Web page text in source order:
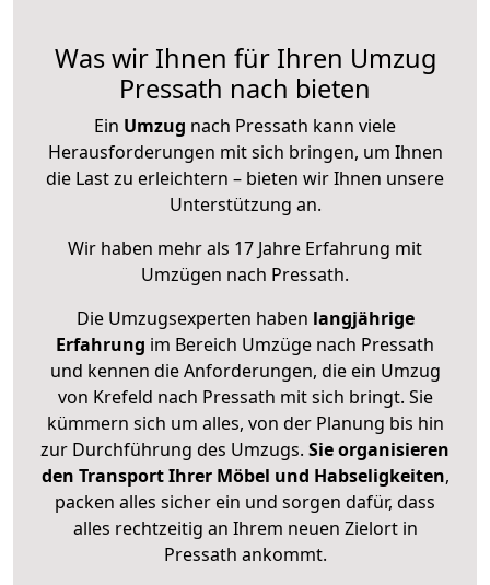
Was wir Ihnen für Ihren Umzug
Pressath nach bieten
Ein Umzug nach Pressath kann viele
Herausforderungen mit sich bringen, um Ihnen
die Last zu erleichtern – bieten wir Ihnen unsere
Unterstützung an.
Wir haben mehr als 17 Jahre Erfahrung mit
Umzügen nach Pressath.
Die Umzugsexperten haben langjährige
Erfahrung im Bereich Umzüge nach Pressath
und kennen die Anforderungen, die ein Umzug
von Krefeld nach Pressath mit sich bringt. Sie
kümmern sich um alles, von der Planung bis hin
zur Durchführung des Umzugs. Sie organisieren
den Transport Ihrer Möbel und Habseligkeiten,
packen alles sicher ein und sorgen dafür, dass
alles rechtzeitig an Ihrem neuen Zielort in
Pressath ankommt.